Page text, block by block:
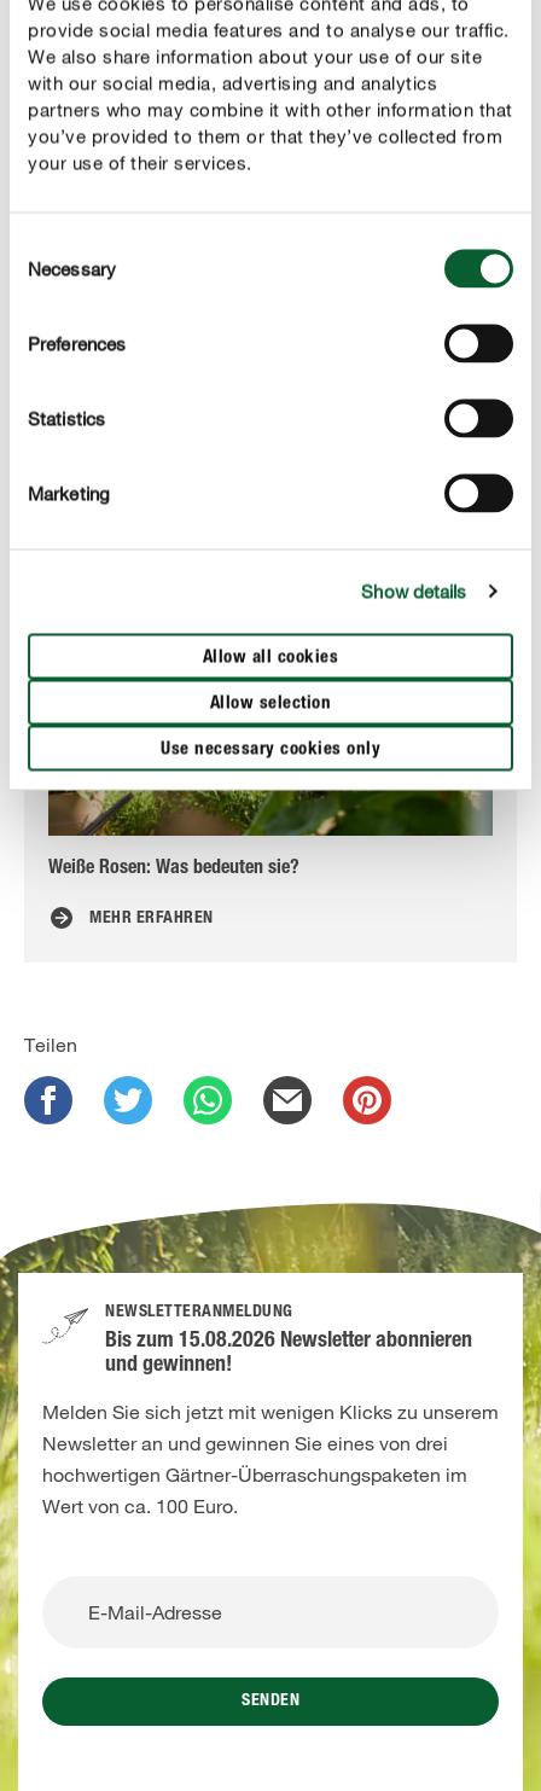
provide social media features and to analyse our traffic.
We also share information about your use of our site
with our social media, advertising and analytics
partners who may combine it with other information that
you’ve provided to them or that they’ve collected from
your use of their services.
Selection
Necessary
Preferences
Statistics
Marketing
Show details
Allow all cookies
Allow selection
Use necessary cookies only
verbleiben ca. 2 bis 3 Jahre in den Rosen. Besonders
gerne werden Wildrosen befallen.
BEKÄMPFUNG
So entfernen Sie die Gemeine Rosengallwespe
entfernen. Dann sind sie besonders gut zu sehen.
Rund um die Rosenpflege
Weiße Rosen: Was bedeuten sie?
MEHR ERFAHREN
Teilen
NEWSLETTERANMELDUNG
Bis zum 15.08.2026 Newsletter abonnieren
und gewinnen!
Melden Sie sich jetzt mit wenigen Klicks zu unserem
Newsletter an und gewinnen Sie eines von drei
hochwertigen Gärtner-Überraschungspaketen im
Wert von ca. 100 Euro.
SENDEN